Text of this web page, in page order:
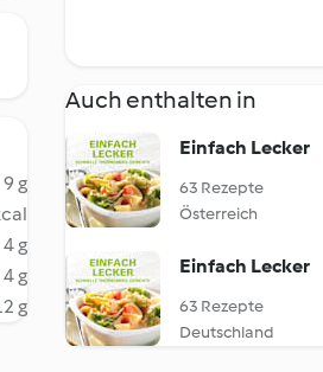
9 g
4 g
4 g
g
Auch enthalten in
Einfach Lecker
63 Rezepte
Österreich
Einfach Lecker
63 Rezepte
Deutschland